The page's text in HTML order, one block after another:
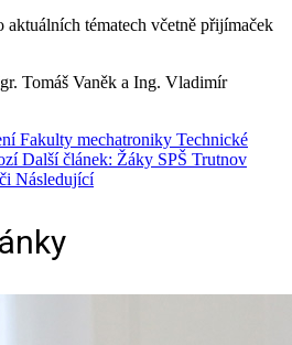
aktuálních tématech včetně přijímaček
Tomáš Vaněk a Ing. Vladimír
Fakulty mechatroniky Technické
Další článek: Žáky SPŠ Trutnov
Následující